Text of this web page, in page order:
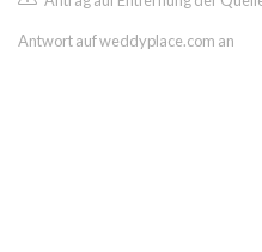
Antwort auf weddyplace.com an